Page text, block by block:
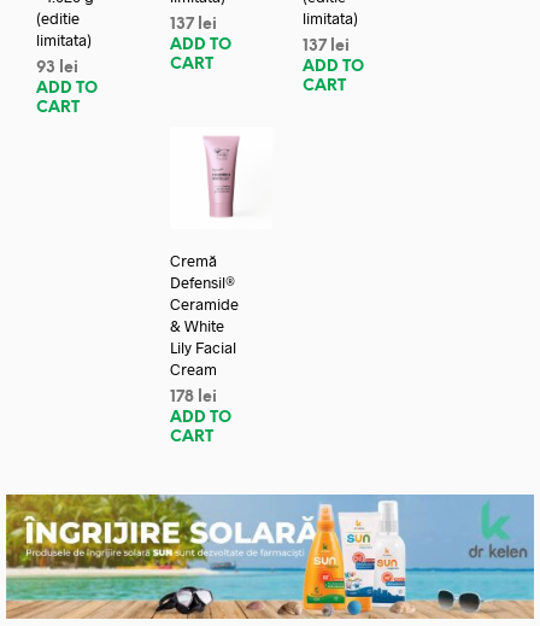
(editie
limitata)
93
lei
ADD TO
CART
137 lei
ADD TO
CART
limitata)
137 lei
ADD TO
CART
Cremă
Defensil®
Ceramide
& White
Lily Facial
Cream
178 lei
ADD TO
CART